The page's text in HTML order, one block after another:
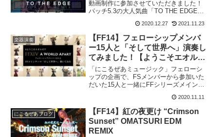
動画制作に参加させていただきました！
パッチ5.3の大人気曲「TO THE EDGE」
ということで、ROCK と EDM を融合し
たリ...
2020.12.27 2021.11.23
楽器演奏
【FF14】フェローシップメンバ
ー15人と「そして世界へ」演奏し
てみました！【ようこそエオルゼ
ア】
「にこるぜあミュージック」フェローシ
ップの企画で、FSメンバーから参加いた
だいた15人と一緒にFFシリーズメインテ
てみました！エンディングのハープの音
以外は、すべてFF14のゲーム内楽器演奏
機能によって出...
2020.11.11
にこるぜあブログ
【FF14】紅の夜更け “Crimson
Sunset” OMATSURI EDM
REMIX